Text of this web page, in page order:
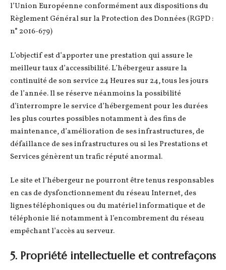
l’Union Européenne conformément aux dispositions du
Règlement Général sur la Protection des Données (RGPD :
n° 2016-679)
L’objectif est d’apporter une prestation qui assure le
meilleur taux d’accessibilité. L’hébergeur assure la
continuité de son service 24 Heures sur 24, tous les jours
de l’année. Il se réserve néanmoins la possibilité
d’interrompre le service d’hébergement pour les durées
les plus courtes possibles notamment à des fins de
maintenance, d’amélioration de ses infrastructures, de
défaillance de ses infrastructures ou si les Prestations et
Services génèrent un trafic réputé anormal.
Le site et l’hébergeur ne pourront être tenus responsables
en cas de dysfonctionnement du réseau Internet, des
lignes téléphoniques ou du matériel informatique et de
téléphonie lié notamment à l’encombrement du réseau
empêchant l’accès au serveur.
5. Propriété intellectuelle et contrefaçons